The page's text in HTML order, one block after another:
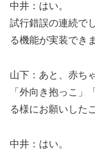
中井：はい。
試行錯誤の連続で
る機能が実装でき
山下：あと、赤ち
「外向き抱っこ」
る様にお願いした
中井：はい。